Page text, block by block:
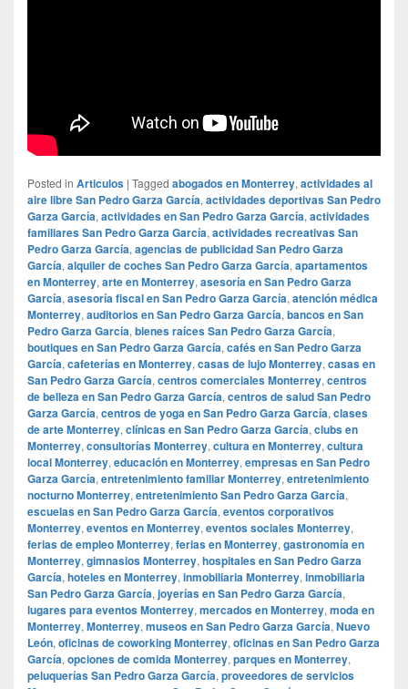
Posted in Articulos | Tagged abogados en Monterrey, actividades al
aire libre San Pedro Garza García, actividades deportivas San Pedro
Garza García, actividades en San Pedro Garza García, actividades
familiares San Pedro Garza García, actividades recreativas San
Pedro Garza García, agencias de publicidad San Pedro Garza
García, alquiler de coches San Pedro Garza García, apartamentos
en Monterrey, arte en Monterrey, asesoría en San Pedro Garza
García, asesoría fiscal en San Pedro Garza García, atención médica
Monterrey, auditorios en San Pedro Garza García, bancos en San
Pedro Garza García, bienes raíces San Pedro Garza García,
boutiques en San Pedro Garza García, cafés en San Pedro Garza
García, cafeterías en Monterrey, casas de lujo Monterrey, casas en
San Pedro Garza García, centros comerciales Monterrey, centros
de belleza en San Pedro Garza García, centros de salud San Pedro
Garza García, centros de yoga en San Pedro Garza García, clases
de arte Monterrey, clínicas en San Pedro Garza García, clubs en
Monterrey, consultorías Monterrey, cultura en Monterrey, cultura
local Monterrey, educación en Monterrey, empresas en San Pedro
Garza García, entretenimiento familiar Monterrey, entretenimiento
nocturno Monterrey, entretenimiento San Pedro Garza García,
escuelas en San Pedro Garza García, eventos corporativos
Monterrey, eventos en Monterrey, eventos sociales Monterrey,
ferias de empleo Monterrey, ferias en Monterrey, gastronomía en
Monterrey, gimnasios Monterrey, hospitales en San Pedro Garza
García, hoteles en Monterrey, inmobiliaria Monterrey, inmobiliaria
San Pedro Garza García, joyerías en San Pedro Garza García,
lugares para eventos Monterrey, mercados en Monterrey, moda en
Monterrey, Monterrey, museos en San Pedro Garza García, Nuevo
León, oficinas de coworking Monterrey, oficinas en San Pedro Garza
García, opciones de comida Monterrey, parques en Monterrey,
peluquerías San Pedro Garza García, proveedores de servicios